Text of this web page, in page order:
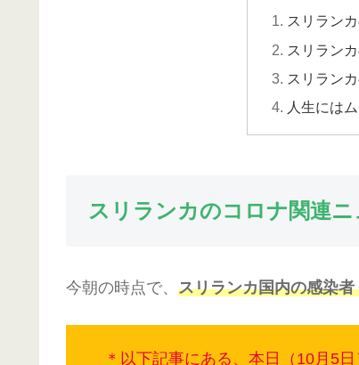
スリラン
スリラン
スリラン
人生には
スリランカのコロナ関連ニ
今朝の時点で、 スリランカ国内の感染
＊以下記事にある、本日（10月5